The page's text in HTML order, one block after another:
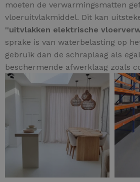
moeten de verwarmingsmatten
vloeruitvlakmiddel. Dit kan
''uitvlakken elektrische
sprake is van waterbelasting op
gebruik dan de schraplaag als
beschermende afwerklaag zoals